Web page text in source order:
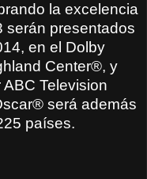
la excelencia
serán presentados
en el Dolby
Center®, y
Television
será además
países.